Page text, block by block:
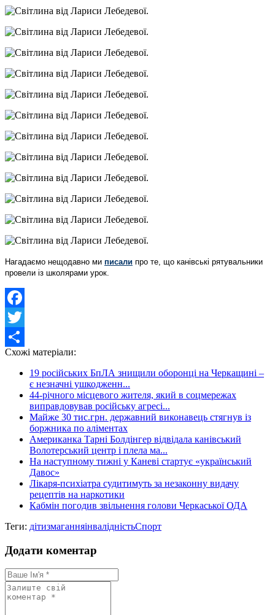
Нагадаємо нещодавно ми писали про те, що канівські рятувальники
провели із школярами урок.
Facebook
Twitter
Share
Схожі матеріали:
19 російських БпЛА знищили оборонці на Черкащині –
є незначні ушкодженн...
44-річного місцевого жителя, який в соцмережах
виправдовував російську агресі...
Майже 30 тис.грн. державний виконавець стягнув із
боржника по аліментах
Американка Тарні Болдінгер відвідала канівський
Волотерський центр і плела ма...
На наступному тижні у Каневі стартує «український
Давос»
Лікаря-психіатра судитимуть за незаконну видачу
рецептів на наркотики
Кабмін погодив звільнення голови Черкаської ОДА
Теги: дітизмаганняінвалідністьСпорт
Додати коментар